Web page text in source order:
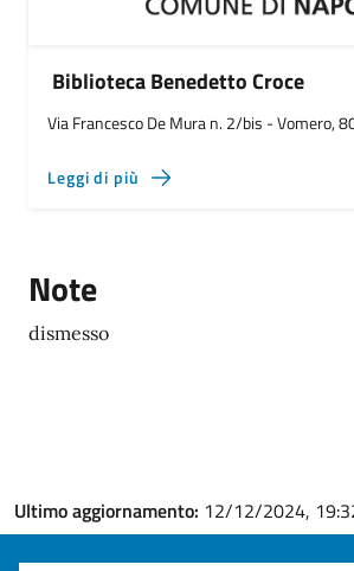
Biblioteca Benedetto Croce
Via Francesco De Mura n. 2/bis - Vomero,
Leggi di più
Note
dismesso
Ultimo aggiornamento: 12/12/2024,